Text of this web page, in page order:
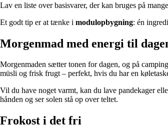
Lav en liste over basisvarer, der kan bruges på
Et godt tip er at tænke i modulopbygning: én
Morgenmad med energi til
Morgenmaden sætter tonen for dagen, og på
müsli og frisk frugt – perfekt, hvis du har en
Vil du have noget varmt, kan du lave pandekager
hånden og ser solen stå op over teltet.
Frokost i det fri